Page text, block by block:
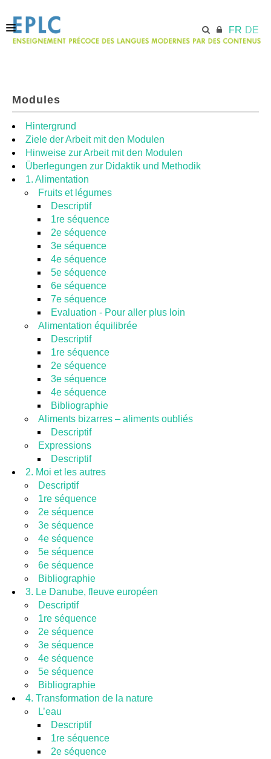
FR DE
MODULES
RESSOURCES
Modules
Hintergrund
Ziele der Arbeit mit den Modulen
Hinweise zur Arbeit mit den Modulen
Überlegungen zur Didaktik und Methodik
1. Alimentation
Fruits et légumes
Descriptif
1re séquence
2e séquence
3e séquence
4e séquence
5e séquence
6e séquence
7e séquence
Evaluation - Pour aller plus loin
Alimentation équilibrée
Descriptif
1re séquence
2e séquence
3e séquence
4e séquence
Bibliographie
Aliments bizarres – aliments oubliés
Descriptif
Expressions
Descriptif
2. Moi et les autres
Descriptif
1re séquence
2e séquence
3e séquence
4e séquence
5e séquence
6e séquence
Bibliographie
3. Le Danube, fleuve européen
Descriptif
1re séquence
2e séquence
3e séquence
4e séquence
5e séquence
Bibliographie
4. Transformation de la nature
L’eau
Descriptif
1re séquence
2e séquence